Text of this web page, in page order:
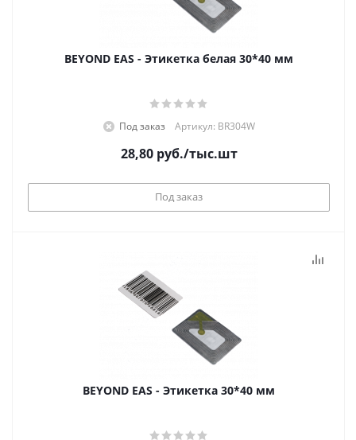
BEYOND EAS - Этикетка белая 30*40 мм
Под заказ Артикул: BR304W
28,80руб./тыс.шт
Под заказ
BEYOND EAS - Этикетка 30*40 мм